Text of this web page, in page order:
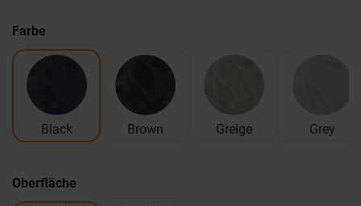
Farbe
Black Brown Greige Grey
Oberfläche